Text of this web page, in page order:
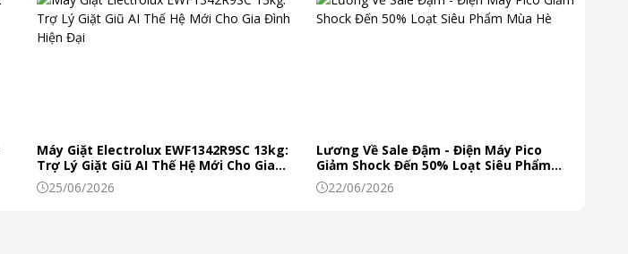
Máy Giặt Electrolux EWF1342R9SC 13kg:
Trợ Lý Giặt Giũ AI Thế Hệ Mới Cho Gia
Đình Hiện Đại
25/06/2026
Lương Về Sale Đậm - Điện Máy Pico
Giảm Shock Đến 50% Loạt Siêu Phẩm
Mùa Hè
22/06/2026